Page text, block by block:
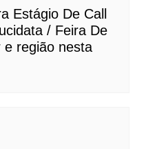
Estágio De Call
/ Feira De
e região nesta